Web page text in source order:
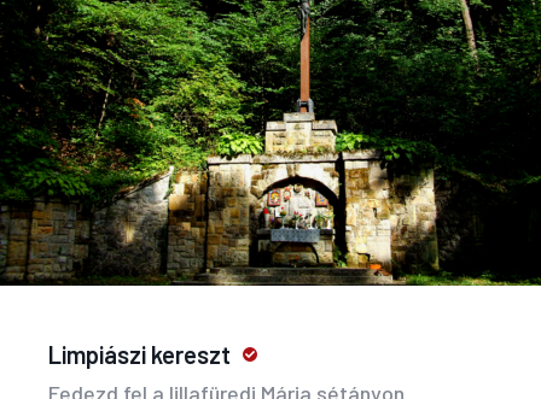
Limpiászi kereszt
Fedezd fel a lillafüredi Mária sétányon